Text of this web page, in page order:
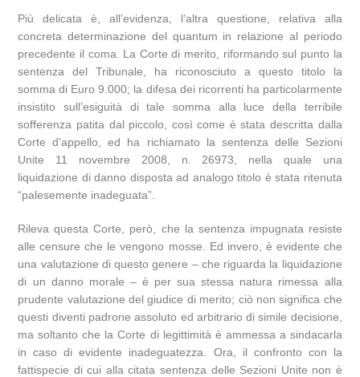
Più delicata è, all’evidenza, l’altra questione, relativa alla
concreta determinazione del quantum in relazione al periodo
precedente il coma. La Corte di merito, riformando sul punto la
sentenza del Tribunale, ha riconosciuto a questo titolo la
somma di Euro 9.000; la difesa dei ricorrenti ha particolarmente
insistito sull’esiguità di tale somma alla luce della terribile
sofferenza patita dal piccolo, così come è stata descritta dalla
Corte d’appello, ed ha richiamato la sentenza delle Sezioni
Unite 11 novembre 2008, n. 26973, nella quale una
liquidazione di danno disposta ad analogo titolo è stata ritenuta
“palesemente inadeguata”.
Rileva questa Corte, però, che la sentenza impugnata resiste
alle censure che le vengono mosse. Ed invero, è evidente che
una valutazione di questo genere – che riguarda la liquidazione
di un danno morale – è per sua stessa natura rimessa alla
prudente valutazione del giudice di merito; ciò non significa che
questi diventi padrone assoluto ed arbitrario di simile decisione,
ma soltanto che la Corte di legittimità è ammessa a sindacarla
in caso di evidente inadeguatezza. Ora, il confronto con la
fattispecie di cui alla citata sentenza delle Sezioni Unite non è